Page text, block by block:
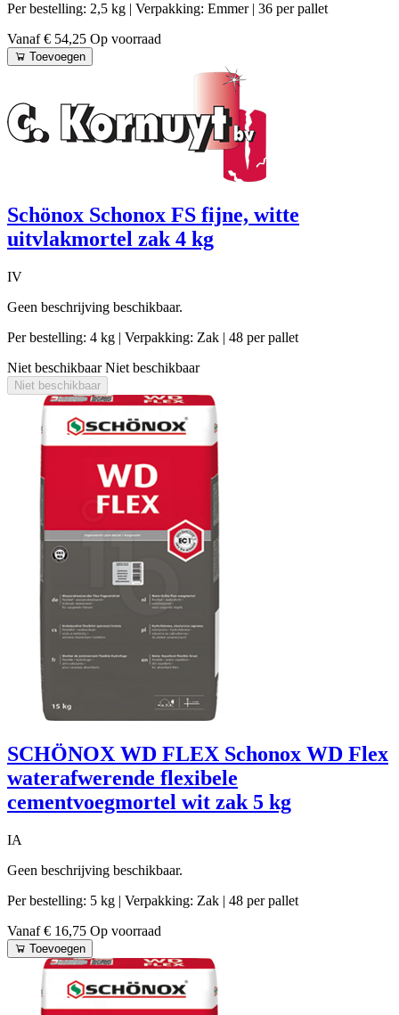
Per bestelling: 2,5 kg | Verpakking: Emmer | 36 per pallet
Vanaf € 54,25 Op voorraad
Toevoegen
Schönox Schonox FS fijne, witte
uitvlakmortel zak 4 kg
IV
Geen beschrijving beschikbaar.
Per bestelling: 4 kg | Verpakking: Zak | 48 per pallet
Niet beschikbaarNiet beschikbaar
Niet beschikbaar
SCHÖNOX WD FLEX Schonox WD Flex
waterafwerende flexibele
cementvoegmortel wit zak 5 kg
IA
Geen beschrijving beschikbaar.
Per bestelling: 5 kg | Verpakking: Zak | 48 per pallet
Vanaf € 16,75 Op voorraad
Toevoegen